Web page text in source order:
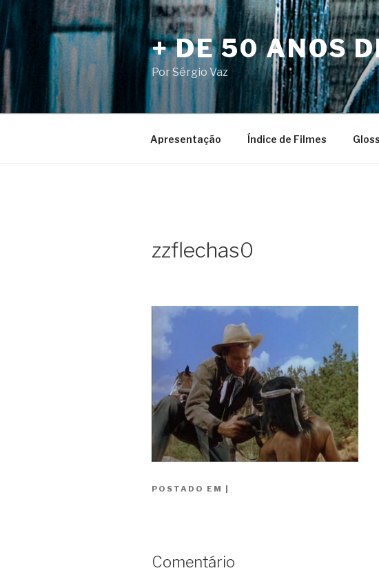
para
o
conteúdo
+ DE 50 ANOS
Por Sérgio Vaz
Apresentação Índice de Filmes
zzflechas0
POSTADO EM
Comentário